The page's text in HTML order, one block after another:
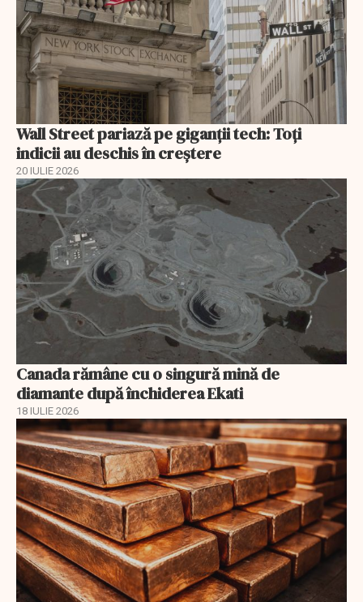
Wall Street pariază pe giganții tech: Toți
indicii au deschis în creștere
20 IULIE 2026
Canada rămâne cu o singură mină de
diamante după închiderea Ekati
18 IULIE 2026